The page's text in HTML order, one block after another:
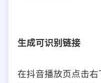
生成可识别链接
在抖音播放页点击